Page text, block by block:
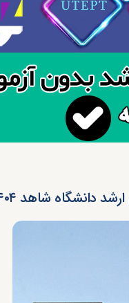
دانشگاه شاهد ۱۴۰۴